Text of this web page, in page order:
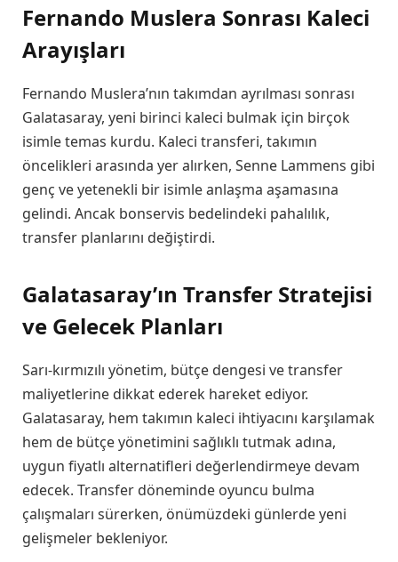
Fernando Muslera Sonrası Kaleci
Arayışları
Fernando Muslera’nın takımdan ayrılması sonrası
Galatasaray, yeni birinci kaleci bulmak için birçok
isimle temas kurdu. Kaleci transferi, takımın
öncelikleri arasında yer alırken, Senne Lammens gibi
genç ve yetenekli bir isimle anlaşma aşamasına
gelindi. Ancak bonservis bedelindeki pahalılık,
transfer planlarını değiştirdi.
Galatasaray’ın Transfer Stratejisi
ve Gelecek Planları
Sarı-kırmızılı yönetim, bütçe dengesi ve transfer
maliyetlerine dikkat ederek hareket ediyor.
Galatasaray, hem takımın kaleci ihtiyacını karşılamak
hem de bütçe yönetimini sağlıklı tutmak adına,
uygun fiyatlı alternatifleri değerlendirmeye devam
edecek. Transfer döneminde oyuncu bulma
çalışmaları sürerken, önümüzdeki günlerde yeni
gelişmeler bekleniyor.